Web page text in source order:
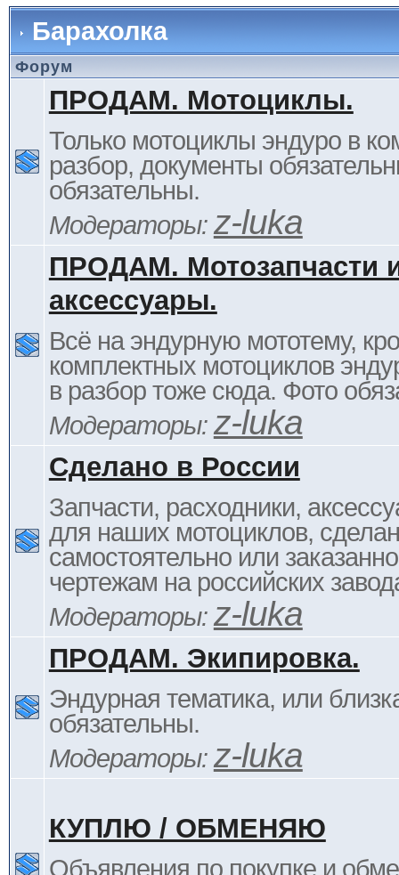
Барахолка
Форум
ПРОДАМ. Мотоциклы.
Только мотоциклы эндуро в
разбор, документы
обязательны.
Модераторы: z-luka
ПРОДАМ. Мотозапчасти
аксессуары.
Всё на эндурную мототему,
комплектных мотоциклов
в разбор тоже сюда. Фото
Модераторы: z-luka
Сделано в России
Запчасти, расходники,
для наших мотоциклов,
самостоятельно или
чертежам на российских
Модераторы: z-luka
ПРОДАМ. Экипировка.
Эндурная тематика, или
обязательны.
Модераторы: z-luka
КУПЛЮ / ОБМЕНЯЮ
Объявления по покупке и